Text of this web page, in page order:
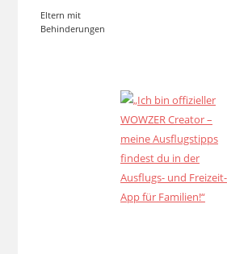
Eltern mit
Behinderungen